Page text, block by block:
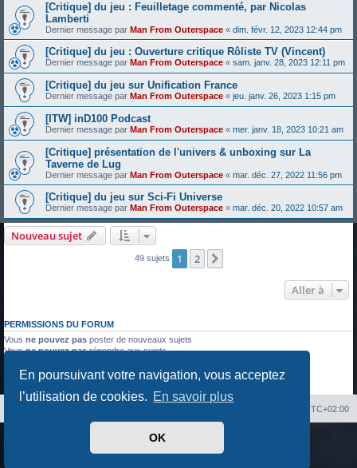
En poursuivant votre navigation, vous acceptez
l’utilisation de cookies. En savoir plus
OK
[Critique] du jeu : Feuilletage commenté, par Nicolas
Lamberti
Dernier message par Man From Outerspace « dim. févr. 12, 2023 12:44 pm
[Critique] du jeu : Ouverture critique Rôliste TV (Vincent)
Dernier message par Man From Outerspace « sam. janv. 28, 2023 12:11 pm
[Critique] du jeu sur Unification France
Dernier message par Man From Outerspace « jeu. janv. 26, 2023 1:15 pm
[ITW] inD100 Podcast
Dernier message par Man From Outerspace « mer. janv. 18, 2023 10:21 am
[Critique] présentation de l'univers & unboxing sur La
Taverne de Lug
Dernier message par Man From Outerspace « mar. déc. 27, 2022 11:56 pm
[Critique] du jeu sur Sci-Fi Universe
Dernier message par Man From Outerspace « mar. déc. 20, 2022 10:57 am
Nouveau sujet
49 sujets 1 2
Aller à
PERMISSIONS DU FORUM
Vous ne pouvez pas poster de nouveaux sujets
Vousne pouvez pasrépondre aux sujets
Vousne pouvez passupprimer vos messages
ne pouvez pas
UTC+02:00
phpBB® Forum Software © phpBB Limited
phpBB-fr.com